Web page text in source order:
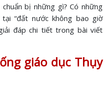
chuẩn bị những gì? Có những
“đất nước không bao giờ
đáp chi tiết trong bài viết
giáo dục Thụy